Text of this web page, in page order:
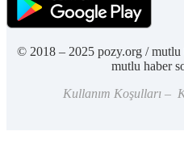
© 2018 – 2025 pozy.org / mutlu
mutlu haber
Kullanım Koşulları –